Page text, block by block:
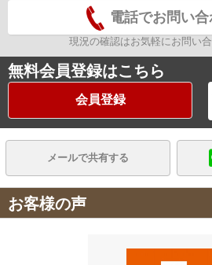
電話でお問い
現況の確認はお気軽にお問い合
無料会員登録はこちら
会員登録
メールで共有する
お客様の声